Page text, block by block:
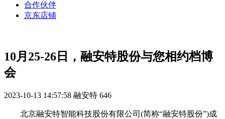
合作伙伴
京东店铺
10月25-26日，融安特股份与您相约档博
会
2023-10-13 14:57:58 融安特 646
北京融安特智能科技股份有限公司(简称“融安特股份”)成